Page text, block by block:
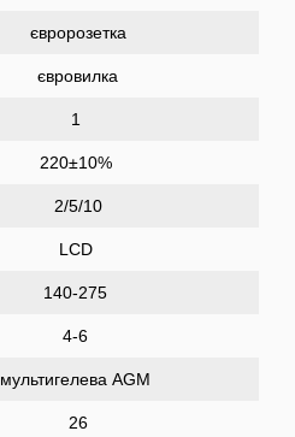
євророзетка
євровилка
1
220±10%
2/5/10
LCD
140-275
4-6
мультигелева AGM
26